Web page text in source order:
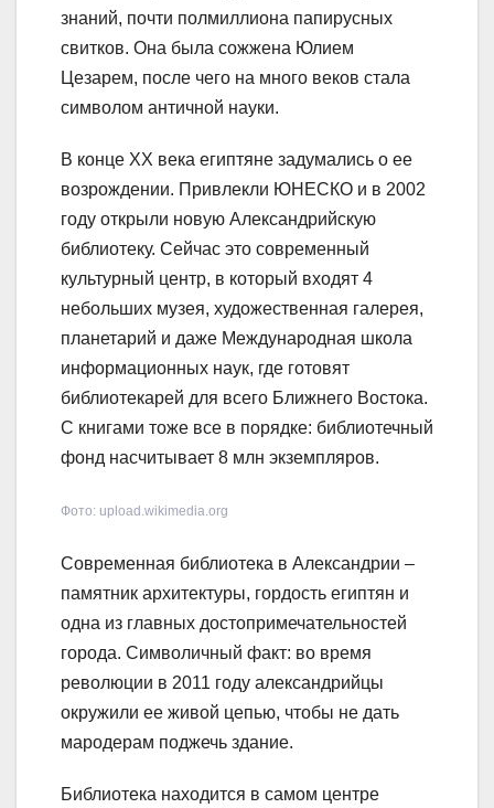
знаний, почти полмиллиона папирусных
свитков. Она была сожжена Юлием
Цезарем, после чего на много веков стала
символом античной науки.
В конце XX века египтяне задумались о ее
возрождении. Привлекли ЮНЕСКО и в 2002
году открыли новую Александрийскую
библиотеку. Сейчас это современный
культурный центр, в который входят 4
небольших музея, художественная галерея,
планетарий и даже Международная школа
информационных наук, где готовят
библиотекарей для всего Ближнего Востока.
С книгами тоже все в порядке: библиотечный
фонд насчитывает 8 млн экземпляров.
Фото: upload.wikimedia.org
Современная библиотека в Александрии –
памятник архитектуры, гордость египтян и
одна из главных достопримечательностей
города. Символичный факт: во время
революции в 2011 году александрийцы
окружили ее живой цепью, чтобы не дать
мародерам поджечь здание.
Библиотека находится в самом центре